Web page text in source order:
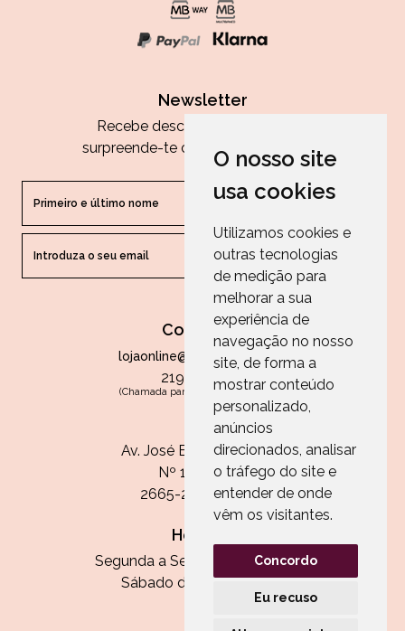
O nosso site
usa cookies
Utilizamos cookies e
outras tecnologias
de medição para
melhorar a sua
experiência de
navegação no nosso
site, de forma a
mostrar conteúdo
personalizado,
anúncios
direcionados, analisar
o tráfego do site e
entender de onde
vêm os visitantes.
Concordo
Eu recuso
Newsletter
Recebe descontos exclusivos e
surpreende-te com as nossas dicas.
ENVIAR
Contactos
lojaonline@paperandarts.pt
219 862 836
(Chamada para a rede fixa nacional)
Loja
Av. José Batista Antunes
Nº 11, Loja 10
2665-236 Malveira
Horário:
Segunda a Sexta das 13h às 20h
Sábado das 9h30 às 13h